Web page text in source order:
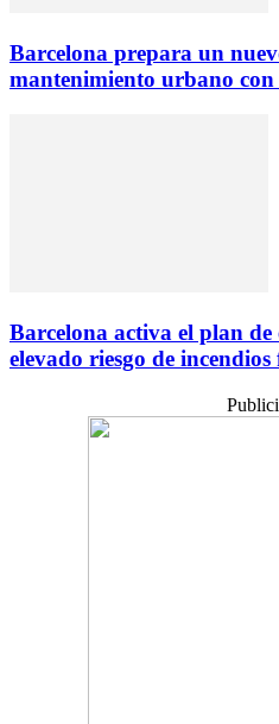
Barcelona prepara un
mantenimiento urbano con
Barcelona activa el plan de
elevado riesgo de incendios